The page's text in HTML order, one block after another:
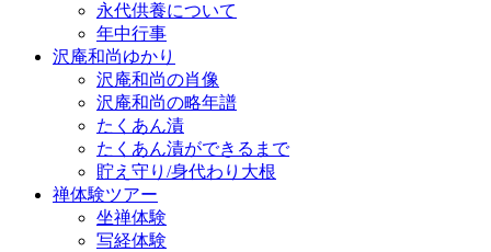
永代供養について
年中行事
沢庵和尚ゆかり
沢庵和尚の肖像
沢庵和尚の略年譜
たくあん漬
たくあん漬ができるまで
貯え守り/身代わり大根
禅体験ツアー
坐禅体験
写経体験